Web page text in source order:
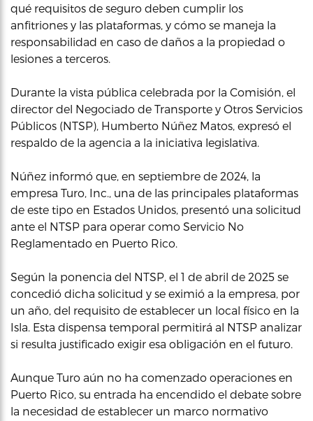
qué requisitos de seguro deben cumplir los
anfitriones y las plataformas, y cómo se maneja la
responsabilidad en caso de daños a la propiedad o
lesiones a terceros.
Durante la vista pública celebrada por la Comisión, el
director del Negociado de Transporte y Otros Servicios
Públicos (NTSP), Humberto Núñez Matos, expresó el
respaldo de la agencia a la iniciativa legislativa.
Núñez informó que, en septiembre de 2024, la
empresa Turo, Inc., una de las principales plataformas
de este tipo en Estados Unidos, presentó una solicitud
ante el NTSP para operar como Servicio No
Reglamentado en Puerto Rico.
Según la ponencia del NTSP, el 1 de abril de 2025 se
concedió dicha solicitud y se eximió a la empresa, por
un año, del requisito de establecer un local físico en la
Isla. Esta dispensa temporal permitirá al NTSP analizar
si resulta justificado exigir esa obligación en el futuro.
Aunque Turo aún no ha comenzado operaciones en
Puerto Rico, su entrada ha encendido el debate sobre
la necesidad de establecer un marco normativo